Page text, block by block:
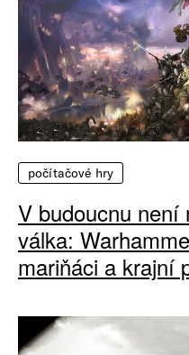
počítačové hry
V budoucnu není
válka:
mariňáci a krajní